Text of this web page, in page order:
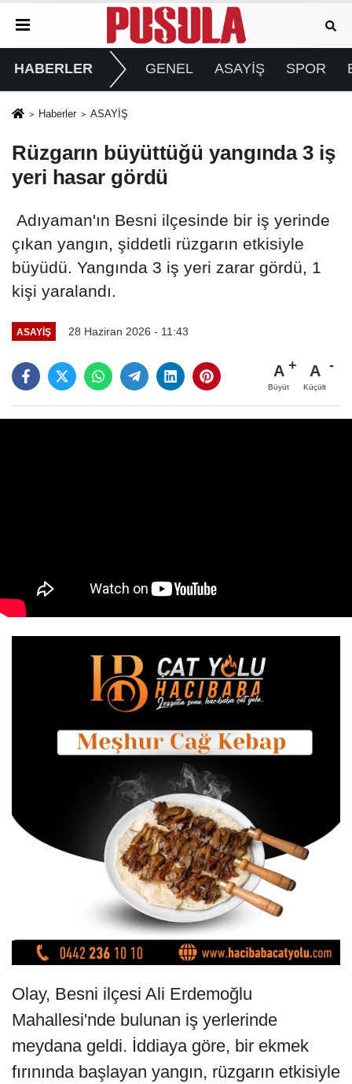
HABERLER GENEL ASAYİŞ SPOR
Haberler ASAYİŞ
Rüzgarın büyüttüğü yangında 3 iş
yeri hasar gördü
Adıyaman'ın Besni ilçesinde bir iş yerinde
çıkan yangın, şiddetli rüzgarın etkisiyle
büyüdü. Yangında 3 iş yeri zarar gördü, 1
kişi yaralandı.
ASAYİŞ 28 Haziran 2026 - 11:43
A
Büyüt
A
Küçült
Olay, Besni ilçesi Ali Erdemoğlu
Mahallesi'nde bulunan iş yerlerinde
meydana geldi. İddiaya göre, bir ekmek
fırınında başlayan yangın, rüzgarın etkisiyle